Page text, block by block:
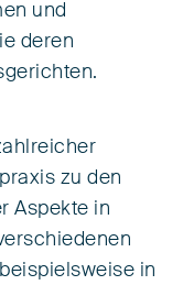
und
deren
zu den
Aspekte in
in